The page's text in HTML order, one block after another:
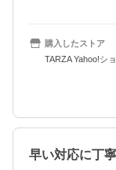
購入したストア
TARZA Yahoo!シ